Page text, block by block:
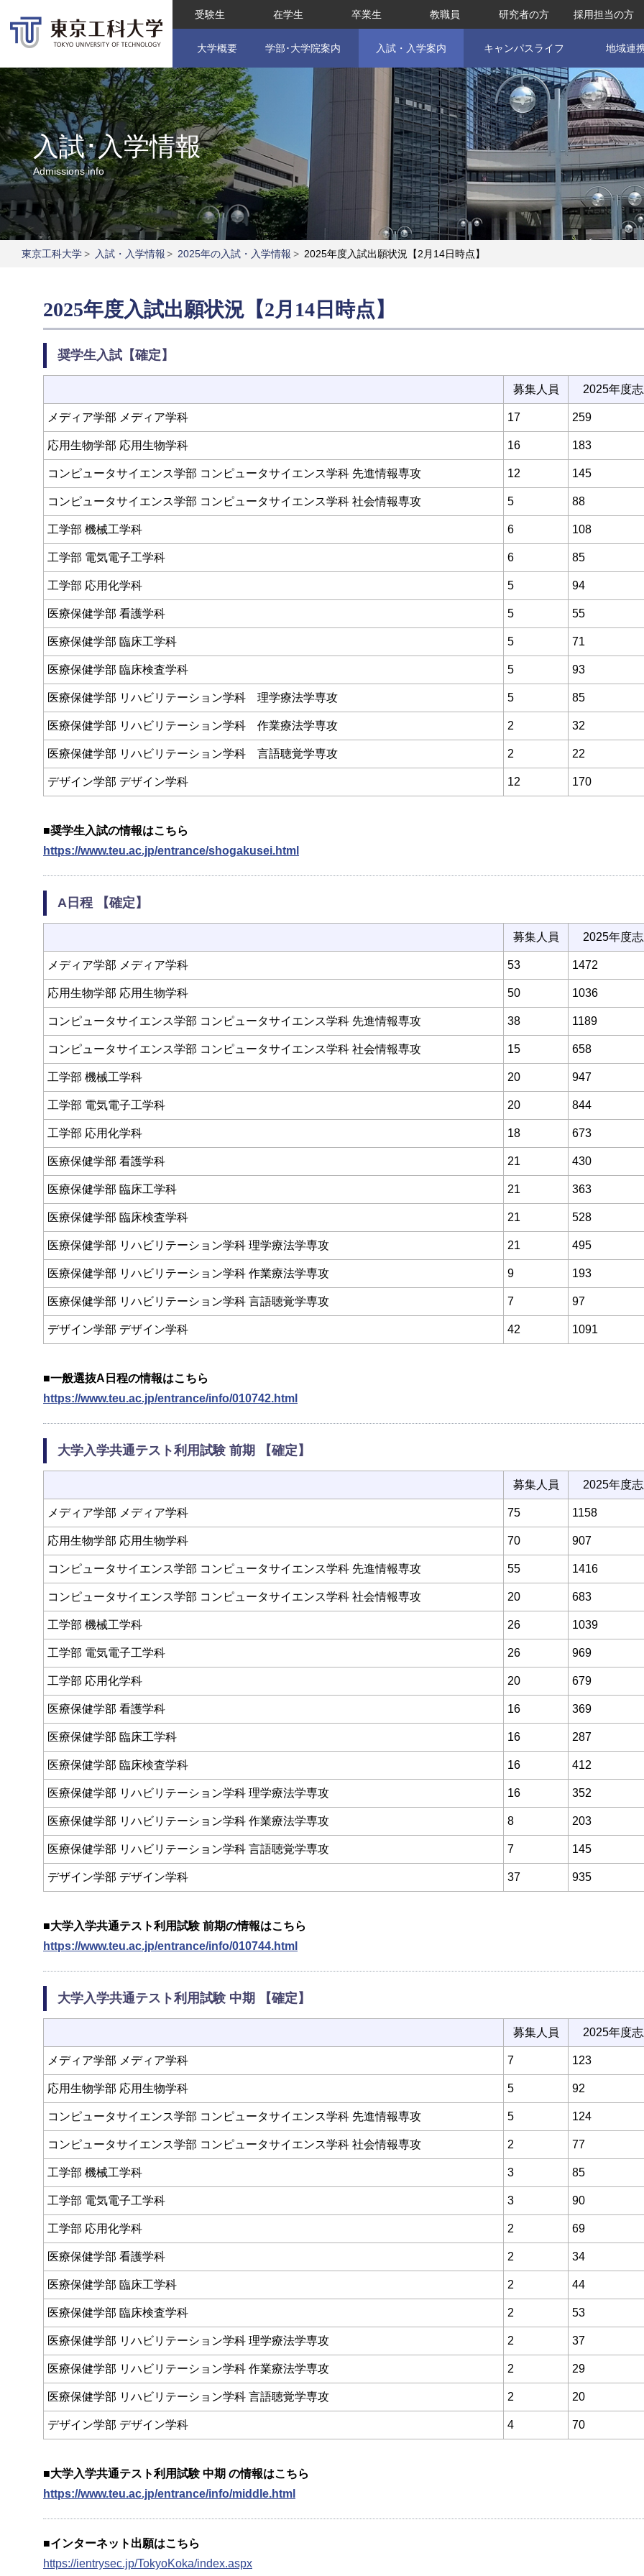
受験生 在学生 卒業生 教職員 研究者の方 採用担当の方
大学概要 学部･大学院案内 入試・入学案内 キャンパスライフ 地域連
入試･入学情報
Admissions info
東京工科大学> 入試・入学情報 > 2025年の入試・入学情報 > 2025年度入試出願状況【2月14日時点】
2025年度入試出願状況【2月14日時点】
奨学生入試【確定】
募集人員 2025年度
メディア学部 メディア学科 17 259
応用生物学部 応用生物学科 16 183
コンピュータサイエンス学部 コンピュータサイエンス学科 先進情報専攻 12 145
コンピュータサイエンス学部 コンピュータサイエンス学科 社会情報専攻 5 88
工学部 機械工学科 6 108
工学部 電気電子工学科 6 85
工学部 応用化学科 5 94
医療保健学部 看護学科 5 55
医療保健学部 臨床工学科 5 71
医療保健学部 臨床検査学科 5 93
医療保健学部 リハビリテーション学科 理学療法学専攻 5 85
医療保健学部 リハビリテーション学科 作業療法学専攻 2 32
医療保健学部 リハビリテーション学科 言語聴覚学専攻 2 22
デザイン学部 デザイン学科 12 170
■奨学生入試の情報はこちら
https://www.teu.ac.jp/entrance/shogakusei.html
A日程 【確定】
募集人員 2025年度
メディア学部 メディア学科 53 1472
応用生物学部 応用生物学科 50 1036
コンピュータサイエンス学部 コンピュータサイエンス学科 先進情報専攻 38 1189
コンピュータサイエンス学部 コンピュータサイエンス学科 社会情報専攻 15 658
工学部 機械工学科 20 947
工学部 電気電子工学科 20 844
工学部 応用化学科 18 673
医療保健学部 看護学科 21 430
医療保健学部 臨床工学科 21 363
医療保健学部 臨床検査学科 21 528
医療保健学部 リハビリテーション学科 理学療法学専攻 21 495
医療保健学部 リハビリテーション学科 作業療法学専攻 9 193
医療保健学部 リハビリテーション学科 言語聴覚学専攻 7 97
デザイン学部 デザイン学科 42 1091
■一般選抜A日程の情報はこちら
https://www.teu.ac.jp/entrance/info/010742.html
大学入学共通テスト利用試験 前期 【確定】
募集人員 2025年度
メディア学部 メディア学科 75 1158
応用生物学部 応用生物学科 70 907
コンピュータサイエンス学部 コンピュータサイエンス学科 先進情報専攻 55 1416
コンピュータサイエンス学部 コンピュータサイエンス学科 社会情報専攻 20 683
工学部 機械工学科 26 1039
工学部 電気電子工学科 26 969
工学部 応用化学科 20 679
医療保健学部 看護学科 16 369
医療保健学部 臨床工学科 16 287
医療保健学部 臨床検査学科 16 412
医療保健学部 リハビリテーション学科 理学療法学専攻 16 352
医療保健学部 リハビリテーション学科 作業療法学専攻 8 203
医療保健学部 リハビリテーション学科 言語聴覚学専攻 7 145
デザイン学部 デザイン学科 37 935
■大学入学共通テスト利用試験 前期の情報はこちら
https://www.teu.ac.jp/entrance/info/010744.html
大学入学共通テスト利用試験 中期 【確定】
募集人員 2025年度
メディア学部 メディア学科 7 123
応用生物学部 応用生物学科 5 92
コンピュータサイエンス学部 コンピュータサイエンス学科 先進情報専攻 5 124
コンピュータサイエンス学部 コンピュータサイエンス学科 社会情報専攻 2 77
工学部 機械工学科 3 85
工学部 電気電子工学科 3 90
工学部 応用化学科 2 69
医療保健学部 看護学科 2 34
医療保健学部 臨床工学科 2 44
医療保健学部 臨床検査学科 2 53
医療保健学部 リハビリテーション学科 理学療法学専攻 2 37
医療保健学部 リハビリテーション学科 作業療法学専攻 2 29
医療保健学部 リハビリテーション学科 言語聴覚学専攻 2 20
デザイン学部 デザイン学科 4 70
■大学入学共通テスト利用試験 中期 の情報はこちら
https://www.teu.ac.jp/entrance/info/middle.html
■インターネット出願はこちら
https://ientrysec.jp/TokyoKoka/index.aspx